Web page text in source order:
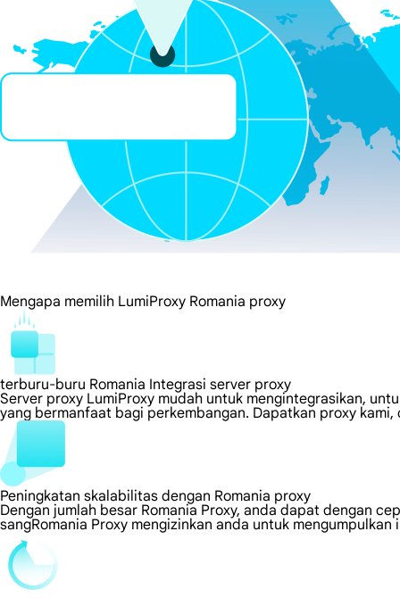
Mengapa memilih LumiProxy Romania proxy
terburu-buru Romania Integrasi server proxy
Server proxy LumiProxy mudah untuk mengintegrasikan,
yang bermanfaat bagi perkembangan. Dapatkan proxy
Peningkatan skalabilitas dengan Romania proxy
Dengan jumlah besar Romania Proxy, anda dapat dengan
sangRomania Proxy mengizinkan anda untuk